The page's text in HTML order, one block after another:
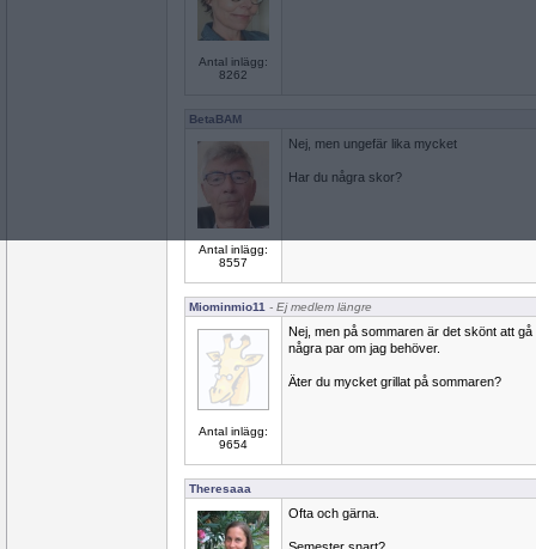
Antal inlägg:
8262
BetaBAM
Antal inlägg:
8557
Nej, men ungefär lika mycket
Har du några skor?
Miominmio11 - Ej medlem längre
Antal inlägg:
9654
Nej, men på sommaren är det skönt att
några par om jag behöver.
Äter du mycket grillat på sommaren?
Theresaaa
Ofta och gärna.